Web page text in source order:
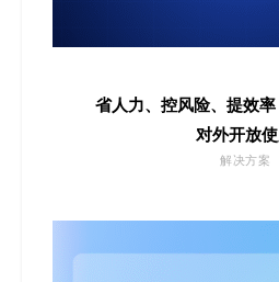
省人力、控风险、提效
对外开放
解决方案